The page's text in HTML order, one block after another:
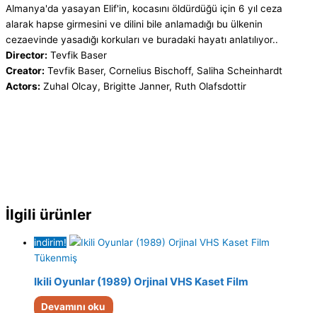
Almanya'da yasayan Elif'in, kocasını öldürdüğü için 6 yıl ceza
alarak hapse girmesini ve dilini bile anlamadığı bu ülkenin
cezaevinde yasadığı korkuları ve buradaki hayatı anlatılıyor..
Director: Tevfik Baser
Creator: Tevfik Baser, Cornelius Bischoff, Saliha Scheinhardt
Actors: Zuhal Olcay, Brigitte Janner, Ruth Olafsdottir
İlgili ürünler
indirim!
Tükenmiş
Ikili Oyunlar (1989) Orjinal VHS Kaset Film
Devamını oku